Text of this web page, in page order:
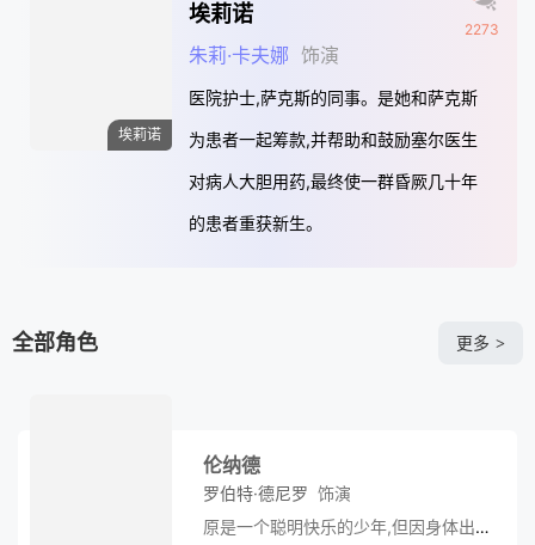
埃莉诺
埃莉诺
朱莉·卡夫娜 饰演
医院护士,萨克斯的同事。是她和萨克斯
为患者一起筹款,并帮助和鼓励塞尔医生
对病人大胆用药,最终使一群昏厥几十年
的患者重获新生。
2273
全部角色 更多 >
伦纳德
罗伯特·德尼罗 饰演
原是一个聪明快乐的少年,但因身体出毛